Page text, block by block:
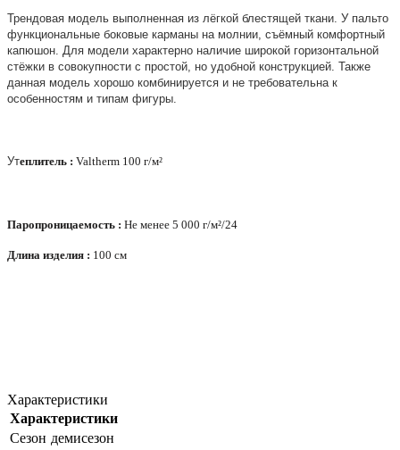
Трендовая модель выполненная из лёгкой блестящей ткани. У пальто
функциональные боковые карманы на молнии, съёмный комфортный
капюшон. Для модели характерно наличие широкой горизонтальной
стёжки в совокупности с простой, но удобной конструкцией. Также
данная модель хорошо комбинируется и не требовательна к
особенностям и типам фигуры.
Утеплитель : Valtherm 100 г/м²
Паропроницаемость : Не менее 5 000 г/м²/24
Длина изделия : 100 см
Характеристики
Характеристики
Сезон демисезон